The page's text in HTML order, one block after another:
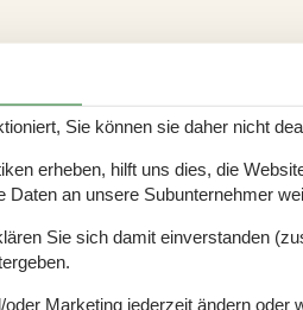
Zum umzäunten Strand
der Region. Der
und angenehmer Tag
denn so lässt sich
Spielplatz benötigen, da
Im nahe gelegenen
Sie können sie daher nicht
erheben, hilft uns dies, die
an unsere Subunternehmer
Sie sich damit einverstanden
Marketing jederzeit ändern oder